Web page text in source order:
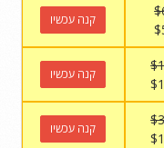
קנה עכשיו
קנה עכשיו
קנה עכשיו